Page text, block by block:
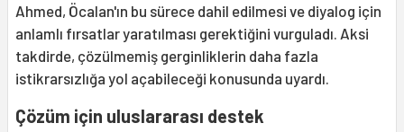
Ahmed, Öcalan'ın bu sürece dahil edilmesi ve diyalog için
anlamlı fırsatlar yaratılması gerektiğini vurguladı. Aksi
takdirde, çözülmemiş gerginliklerin daha fazla
istikrarsızlığa yol açabileceği konusunda uyardı.
Çözüm için uluslararası destek